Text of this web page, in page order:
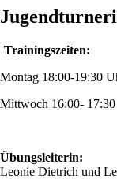
Trainingszeiten:
Montag 18:00-19:30
Mittwoch 16:00-
Übungsleiterin:
Leonie Dietrich und